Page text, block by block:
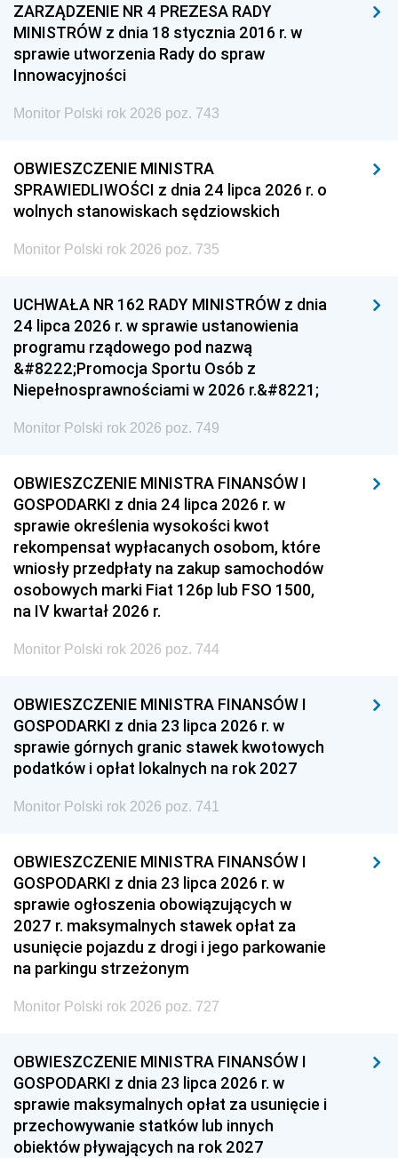
ZARZĄDZENIE NR 4 PREZESA RADY
MINISTRÓW z dnia 18 stycznia 2016 r. w
sprawie utworzenia Rady do spraw
Innowacyjności
Monitor Polski rok 2026 poz. 743
OBWIESZCZENIE MINISTRA
SPRAWIEDLIWOŚCI z dnia 24 lipca 2026 r. o
wolnych stanowiskach sędziowskich
Monitor Polski rok 2026 poz. 735
UCHWAŁA NR 162 RADY MINISTRÓW z dnia
24 lipca 2026 r. w sprawie ustanowienia
programu rządowego pod nazwą
&#8222;Promocja Sportu Osób z
Niepełnosprawnościami w 2026 r.&#8221;
Monitor Polski rok 2026 poz. 749
OBWIESZCZENIE MINISTRA FINANSÓW I
GOSPODARKI z dnia 24 lipca 2026 r. w
sprawie określenia wysokości kwot
rekompensat wypłacanych osobom, które
wniosły przedpłaty na zakup samochodów
osobowych marki Fiat 126p lub FSO 1500,
na IV kwartał 2026 r.
Monitor Polski rok 2026 poz. 744
OBWIESZCZENIE MINISTRA FINANSÓW I
GOSPODARKI z dnia 23 lipca 2026 r. w
sprawie górnych granic stawek kwotowych
podatków i opłat lokalnych na rok 2027
Monitor Polski rok 2026 poz. 741
OBWIESZCZENIE MINISTRA FINANSÓW I
GOSPODARKI z dnia 23 lipca 2026 r. w
sprawie ogłoszenia obowiązujących w
2027 r. maksymalnych stawek opłat za
usunięcie pojazdu z drogi i jego parkowanie
na parkingu strzeżonym
Monitor Polski rok 2026 poz. 727
OBWIESZCZENIE MINISTRA FINANSÓW I
GOSPODARKI z dnia 23 lipca 2026 r. w
sprawie maksymalnych opłat za usunięcie i
przechowywanie statków lub innych
obiektów pływających na rok 2027